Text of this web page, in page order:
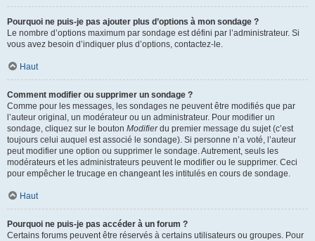
Pourquoi ne puis-je pas ajouter plus d’options à mon sondage ?
Le nombre d’options maximum par sondage est défini par l’administrateur. Si
vous avez besoin d’indiquer plus d’options, contactez-le.
Haut
Comment modifier ou supprimer un sondage ?
Comme pour les messages, les sondages ne peuvent être modifiés que par
l’auteur original, un modérateur ou un administrateur. Pour modifier un
sondage, cliquez sur le bouton Modifierdu premier message du sujet (c’est
toujours celui auquel est associé le sondage). Si personne n’a voté, l’auteur
peut modifier une option ou supprimer le sondage. Autrement, seuls les
modérateurs et les administrateurs peuvent le modifier ou le supprimer. Ceci
pour empêcher le trucage en changeant les intitulés en cours de sondage.
Haut
Pourquoi ne puis-je pas accéder à un forum ?
Certains forums peuvent être réservés à certains utilisateurs ou groupes. Pour